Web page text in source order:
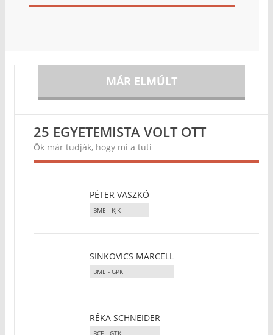
MÁR ELMÚLT
25 EGYETEMISTA VOLT OTT
Ők már tudják, hogy mi a tuti
PÉTER VASZKÓ
BME - KJK
SINKOVICS MARCELL
BME - GPK
RÉKA SCHNEIDER
BCE - GTK